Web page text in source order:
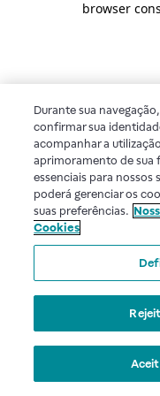
browser
Durante sua
confirmar sua
acompanhar a
aprimoramento de sua
essenciais para nossos
poderá gerenciar os
suas preferências.
Cookies